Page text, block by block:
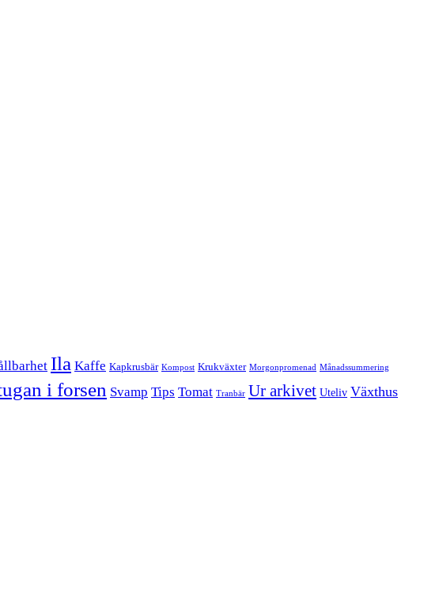
Ila Kaffe Kapkrusbär Kompost Krukväxter Morgonpromenad Månadssummering
i forsen Svamp Tips Tomat Tranbär Ur arkivet Uteliv Växthus